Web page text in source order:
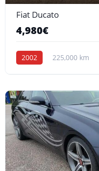
Fiat Ducato
4,980€
2002 225,000 km